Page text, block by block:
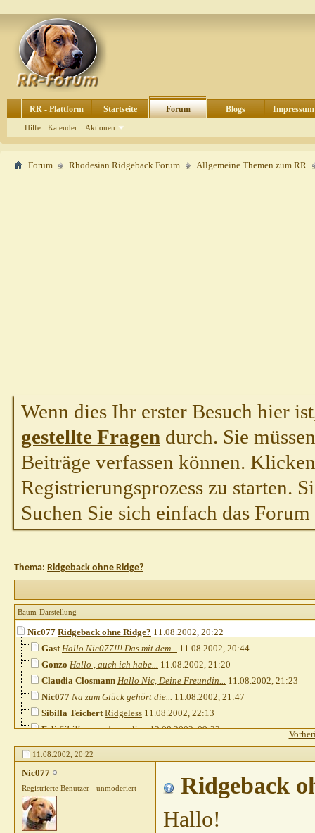
RR - Plattform Startseite Forum
Hilfe Kalender Aktionen
Blogs Impressum
Forum Rhodesian Ridgeback Forum Allgemeine Themen zum RR
Wenn dies Ihr erster Besuch hier
gestellte Fragen durch. Sie
Beiträge verfassen können.
Registrierungsprozess zu starten.
Suchen Sie sich einfach das
Thema: Ridgeback ohne Ridge?
Baum-Darstellung
Nic077 Ridgeback ohne Ridge? 11.08.2002, 20:22
Gast Hallo Nic077!!! Das mit dem... 11.08.2002, 20:44
Gonzo Hallo , auch ich habe... 11.08.2002, 21:20
Claudia Closmann Hallo Nic, Deine Freundin... 11.08.2002, 21:23
Nic077 Na zum Glück gehört die... 11.08.2002, 21:47
Sibilla Teichert Ridgeless 11.08.2002, 22:13
Feli Sibilla: man kann die...12.08.2002,09:22
Gast Hallo Feli!!! Wie auch immer...12.08.2002,09:51
Sibilla Teichert Mischling?12.08.2002,10:42
Gast
12.08.2002,11:13
Sibilla Teichert Ridgeless 12.08.2002,12:23
Nic077
Die Vorfreude kann überhaupt... 12.08.2002,
Gonzo
Hallo Feli, es war leider...12.08.2002,16:13
11.08.2002, 20:22
Nic077
Registrierte Benutzer - unmoderiert Ridgeback
Hallo!